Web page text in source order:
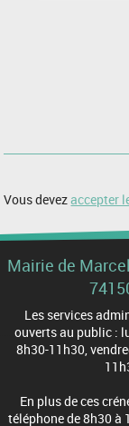
Vous devezaccepter
Mairie de
Les services
ouverts au public :
8h30-11h30,
En plus de ces
téléphone de 8h30 à